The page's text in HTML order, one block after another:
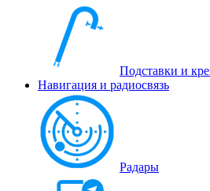
Подставки и
Навигация и радиосвязь
Радары